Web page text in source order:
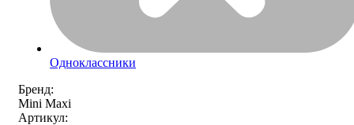
Одноклассники
Бренд:
Mini Maxi
Артикул: